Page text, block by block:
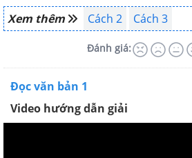
Xem thêm
Cách 2 Cách 3
Đánh giá:
Đọc văn bản 1
Video hướng dẫn giải